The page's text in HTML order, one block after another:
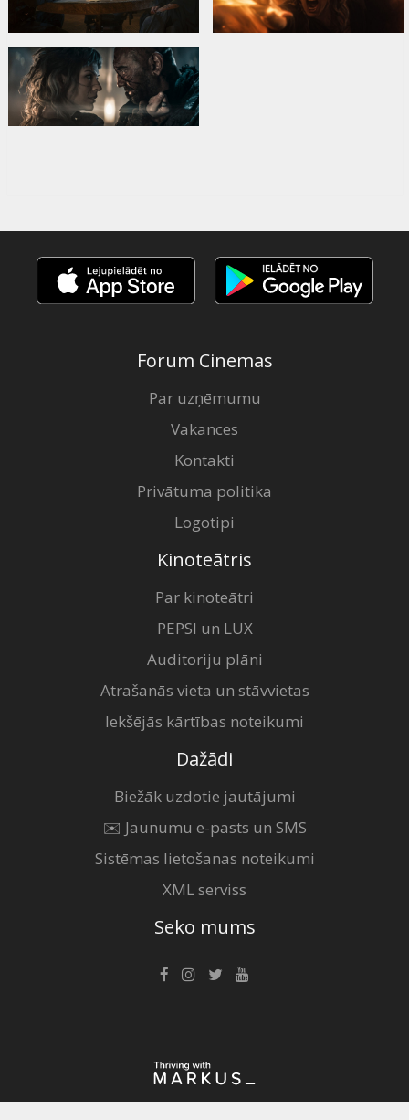
Forum Cinemas
Par uzņēmumu
Vakances
Kontakti
Privātuma politika
Logotipi
Kinoteātris
Par kinoteātri
PEPSI un LUX
Auditoriju plāni
Atrašanās vieta un stāvvietas
Iekšējās kārtības noteikumi
Dažādi
Biežāk uzdotie jautājumi
✉️ Jaunumu e-pasts un SMS
Sistēmas lietošanas noteikumi
XML serviss
Seko mums